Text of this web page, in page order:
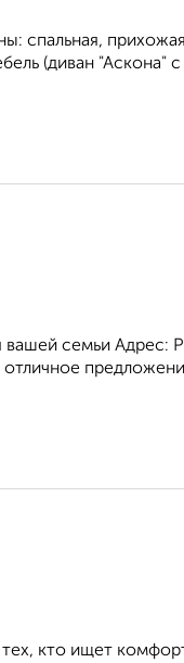
спальная,
(диван "Аскона" с
вашей семьи Адрес:
отличное
кто ищет